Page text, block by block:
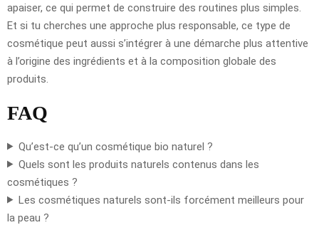
apaiser, ce qui permet de construire des routines plus simples.
Et si tu cherches une approche plus responsable, ce type de
cosmétique peut aussi s’intégrer à une démarche plus attentive
à l’origine des ingrédients et à la composition globale des
produits.
FAQ
Qu’est-ce qu’un cosmétique bio naturel ?
Quels sont les produits naturels contenus dans les
cosmétiques ?
Les cosmétiques naturels sont-ils forcément meilleurs pour
la peau ?